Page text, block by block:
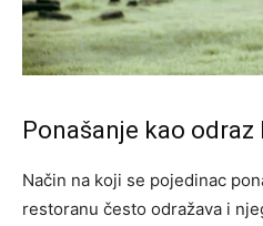
Ponašanje kao
Način na koji se pojedinac
restoranu često odražava i